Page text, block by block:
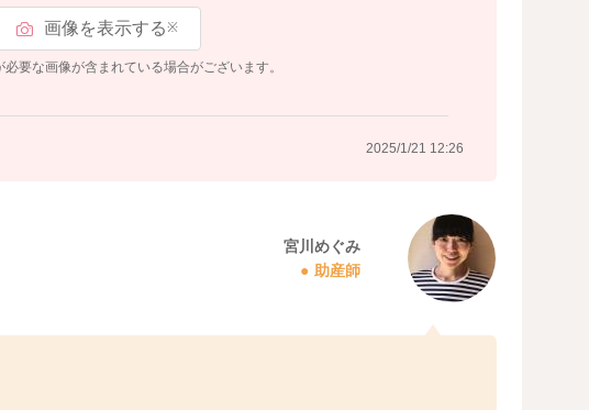
画像を表示する※
要な画像が含まれている場合がございます。
2025/1/21 12:26
宮川めぐみ
助産師